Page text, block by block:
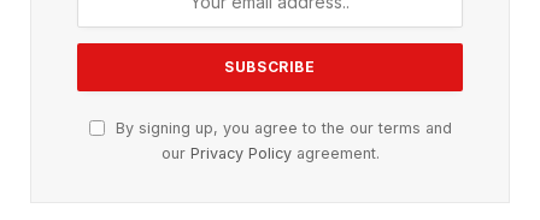
By signing up, you agree to the our terms and
our Privacy Policyagreement.